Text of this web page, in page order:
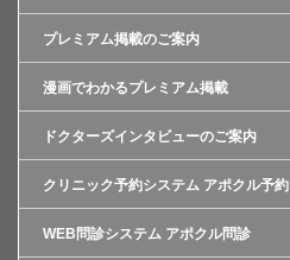
プレミアム掲載のご案内
漫画でわかるプレミアム掲載
ドクターズインタビューのご案内
クリニック予約システム アポクル予約
WEB問診システム アポクル問診